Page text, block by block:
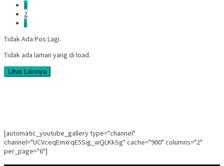
1
2
»
Tidak Ada Pos Lagi.
Tidak ada laman yang di load.
Lihat Lainnya
[automatic_youtube_gallery type="channel"
channel="UCVceqEmxrqE5Sig_wQLKkSg" cache="900" columns="2"
per_page="6"]